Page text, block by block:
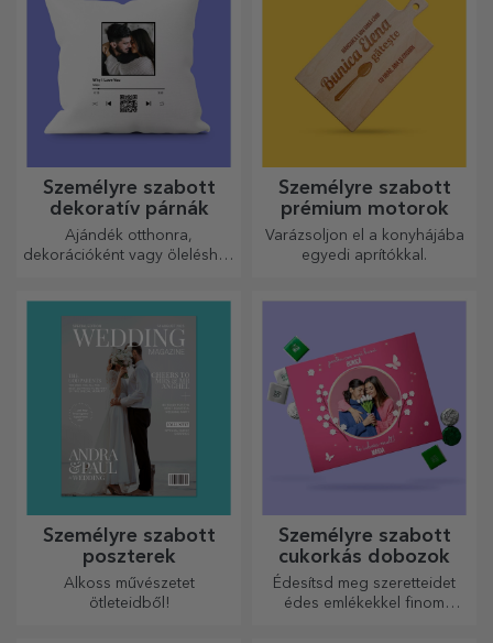
ölelgetésre!
Személyre szabott
dekoratív párnák
Ajándék otthonra,
dekorációként vagy öleléshez
tökéletesek.
Személyre szabott
prémium motorok
Varázsoljon el a konyhájába
egyedi aprítókkal.
Személyre szabott
poszterek
Alkoss művészetet
ötleteidből!
Személyre szabott
cukorkás dobozok
Édesítsd meg szeretteidet
édes emlékekkel finom